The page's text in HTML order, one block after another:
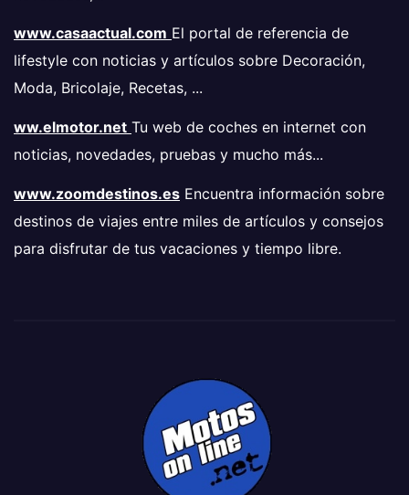
www.casaactual.com El portal de referencia de
lifestyle con noticias y artículos sobre Decoración,
Moda, Bricolaje, Recetas, ...
ww.elmotor.net Tu web de coches en internet con
noticias, novedades, pruebas y mucho más...
www.zoomdestinos.es Encuentra información sobre
destinos de viajes entre miles de artículos y consejos
para disfrutar de tus vacaciones y tiempo libre.